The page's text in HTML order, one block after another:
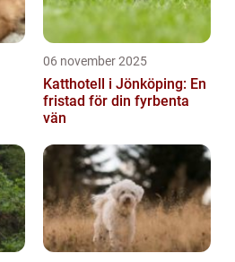
06 november 2025
Katthotell i Jönköping: En
fristad för din fyrbenta
vän